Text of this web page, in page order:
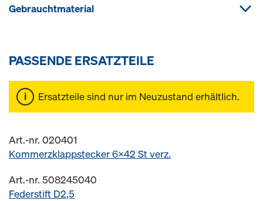
Gebrauchtmaterial
PASSENDE ERSATZTEILE
Ersatzteile sind nur im Neuzustand erhältlich.
Art.-nr. 020401
Kommerzklappstecker 6x42 St verz.
Art.-nr. 508245040
Federstift D2,5